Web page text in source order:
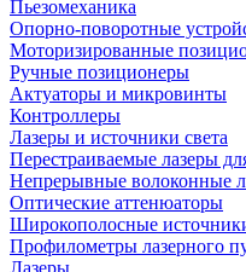
Пьезомеханика
Опорно-поворотные
Моторизированные
Ручные позиционеры
Актуаторы и микровинты
Контроллеры
Лазеры и источники света
Перестраиваемые лазеры
Непрерывные волоконные
Оптические аттенюаторы
Широкополосные
Профилометры лазерного
Лазеры